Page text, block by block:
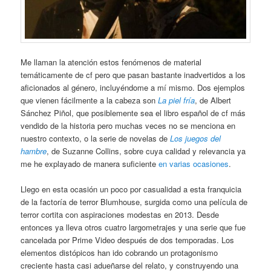
Me llaman la atención estos fenómenos de material
temáticamente de cf pero que pasan bastante inadvertidos a los
aficionados al género, incluyéndome a mí mismo. Dos ejemplos
que vienen fácilmente a la cabeza sonLa piel fría, de Albert
Sánchez Piñol, que posiblemente sea el libro español de cf más
vendido de la historia pero muchas veces no se menciona en
nuestro contexto, o la serie de novelas deLos juegos del
hambre, de Suzanne Collins, sobre cuya calidad y relevancia ya
me he explayado de manera suficienteen varias ocasiones.
Llego en esta ocasión un poco por casualidad a esta franquicia
de la factoría de terror Blumhouse, surgida como una película de
terror cortita con aspiraciones modestas en 2013. Desde
entonces ya lleva otros cuatro largometrajes y una serie que fue
cancelada por Prime Video después de dos temporadas. Los
elementos distópicos han ido cobrando un protagonismo
creciente hasta casi adueñarse del relato, y construyendo una